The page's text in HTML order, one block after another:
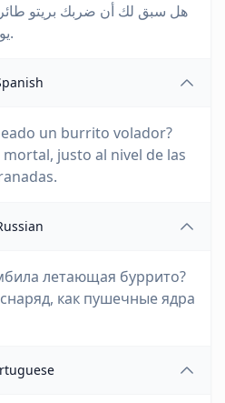
هل سبق لك أن ضربك بريتو
يوازي كرات المدفع والقنابل.
un burrito volador?
justo al nivel de las
летающая буррито?
как пушечные ядра